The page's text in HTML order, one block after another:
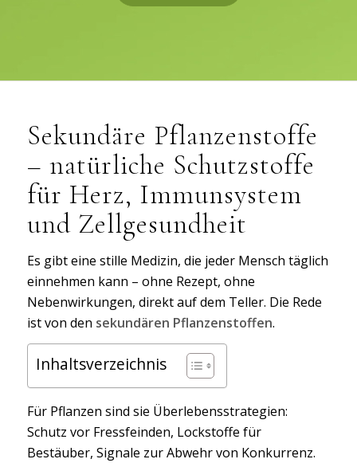
Sekundäre Pflanzenstoffe
– natürliche Schutzstoffe
für Herz, Immunsystem
und Zellgesundheit
Es gibt eine stille Medizin, die jeder Mensch täglich
einnehmen kann – ohne Rezept, ohne
Nebenwirkungen, direkt auf dem Teller. Die Rede
ist von den sekundären Pflanzenstoffen.
Inhaltsverzeichnis
Für Pflanzen sind sie Überlebensstrategien:
Schutz vor Fressfeinden, Lockstoffe für
Bestäuber, Signale zur Abwehr von Konkurrenz.